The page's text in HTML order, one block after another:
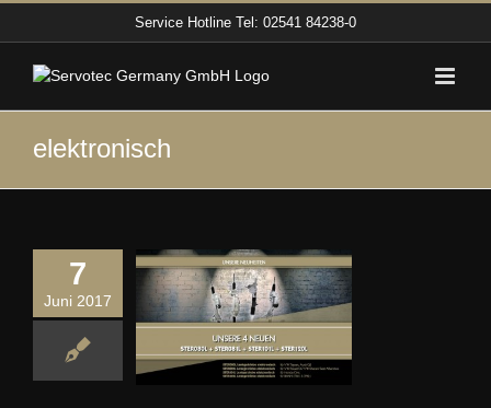
Service Hotline Tel: 02541 84238-0
elektronisch
7
Juni 2017